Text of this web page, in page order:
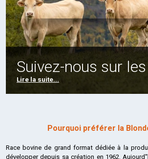
Suivez-nous sur
Lire la suite...
Pourquoi préférer la
Race bovine de grand format dédiée à la
développer depuis sa création en 1962.